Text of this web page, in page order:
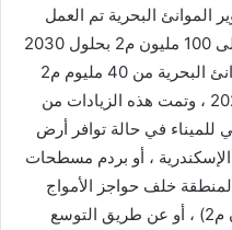
الموانئ البحرية تم العمل
على زيادة مساحات الموانئ لتصل إلى 100 مليون م2 بحلول 2030
موضحاً أنه تمت زيادة مساحات الموانئ البحرية من 40 مليوم م2
عام 2014 إلى 75 مليون م2 عام 2025 ، وتمت هذه الزيادات من
للميناء في حالة توافر أرض
، أو بردم مسطحات
خلف حواجز الأمواج
بميناء السخنة والتي أضافة (4 مليون م2) ، أو عن طريق التوسع